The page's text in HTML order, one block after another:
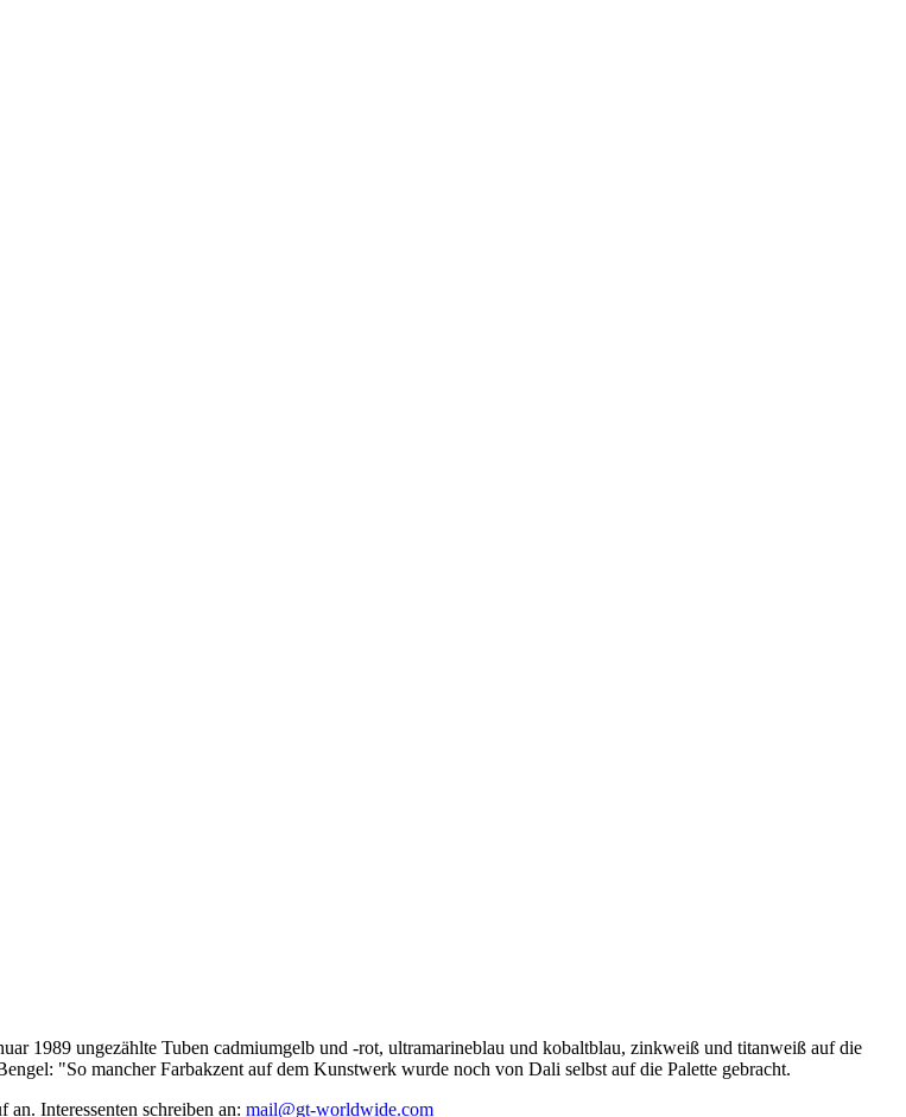
1989 ungezählte Tuben cadmiumgelb und -rot, ultramarineblau und kobaltblau, zinkweiß und titanweiß auf die
"So mancher Farbakzent auf dem Kunstwerk wurde noch von Dali selbst auf die Palette gebracht.
Interessenten schreiben an: mail@gt-worldwide.com